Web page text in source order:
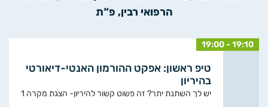
הרפואי רבין, פ“ת
19:00 - 19:10
טיפ ראשון: אפקט ההורמון האנטי-דיאורטי
בהיריון
יש לך השתנת יתר? זה פשוט קשור להיריון- הצגת מקרה 1